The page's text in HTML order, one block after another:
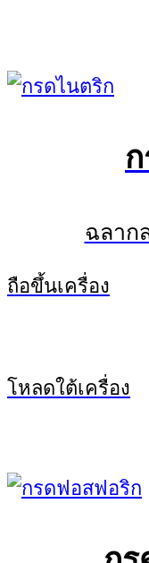
ฉลาก
ถือขึ้นเครื่อง
โหลดใต้เครื่อง